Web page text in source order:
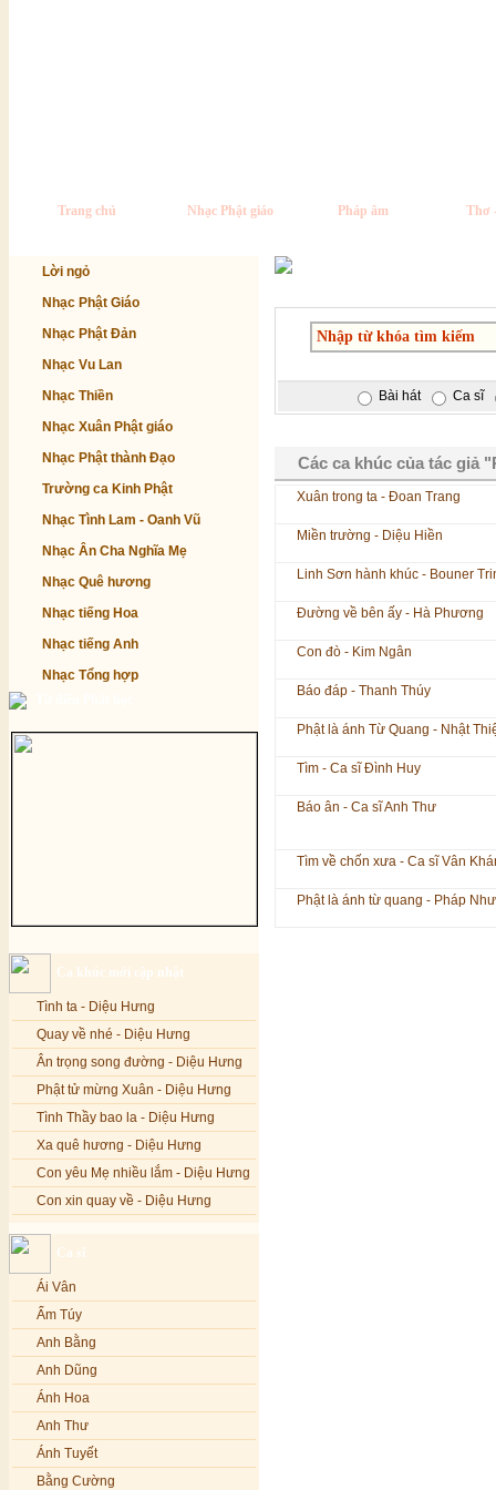
Trang chủ Nhạc Phật giáo Pháp âm Thơ
Lời ngỏ
Nhạc Phật Giáo
Nhạc Phật Đản
Nhạc Vu Lan
Nhạc Thiền
Nhạc Xuân Phật giáo
Nhạc Phật thành Đạo
Trường ca Kinh Phật
Nhạc Tình Lam - Oanh Vũ
Nhạc Ân Cha Nghĩa Mẹ
Nhạc Quê hương
Nhạc tiếng Hoa
Nhạc tiếng Anh
Nhạc Tổng hợp
Ca khúc mới cập nhật
Tình ta - Diệu Hưng
Quay về nhé - Diệu Hưng
Ân trọng song đường - Diệu Hưng
Phật tử mừng Xuân - Diệu Hưng
Tình Thầy bao la - Diệu Hưng
Xa quê hương - Diệu Hưng
Con yêu Mẹ nhiều lắm - Diệu Hưng
Con xin quay về - Diệu Hưng
Nếu xa Phật - Diệu Hưng
Tình Lam - Kim Khánh & Hoàng
Vĩnh
Xin cho con niềm tin - Kim Linh
Quán Âm Mẹ hiền - Kim Linh
Nhạc niệm Nam Mô A Di Đà Phật -
Kim Linh
Mẹ Từ Bi - Kim Linh
12 Lời nguyện của Bồ tát Quán Thế
Âm - Kim Linh
Ca sĩ
Ái Vân
Ẩm Túy
Anh Bằng
Anh Dũng
Ánh Hoa
Anh Thư
Ánh Tuyết
Bằng Cường
Bài hát Ca sĩ
Các ca khúc của tác giả
Xuân trong ta - Đoan Trang
Miền trường - Diệu Hiền
Linh Sơn hành khúc - Bouner
Đường về bên ấy - Hà Phương
Con đò - Kim Ngân
Báo đáp - Thanh Thúy
Phật là ánh Từ Quang - Nhật
Tìm - Ca sĩ Đình Huy
Báo ân - Ca sĩ Anh Thư
Tìm về chốn xưa - Ca sĩ Vân
Phật là ánh từ quang - Pháp Như